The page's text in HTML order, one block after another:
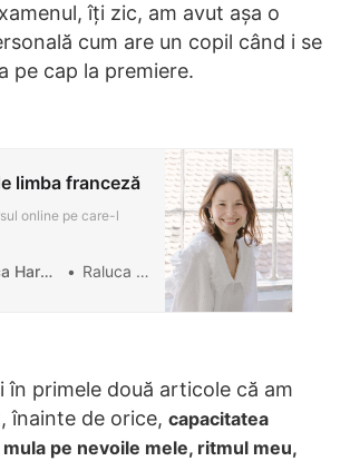
îți zic, am avut așa o
cum are un copil când i se
pe cap la premiere.
limba franceză
online pe care-l
Raluca Harabagiu Blog Raluca Harabagiu
în primele două articole că am
înainte de orice, capacitatea
mula pe nevoile mele, ritmul meu,